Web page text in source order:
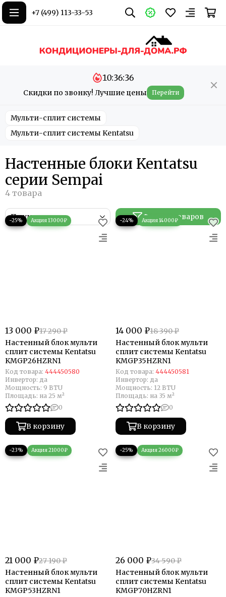
+7 (499) 113-33-53
Скидки по звонку! Лучшие цены
10:36:36
Перейти
Мульти-сплит системы
Мульти-сплит системы Kentatsu
Настенные блоки Kentatsu
серии Sempai
Фильтр товаров
−25%
13 000 ₽17 290 ₽
Настенный блок мульти
сплит системы Kentatsu
KMGP26HZRN1
Код товара: 444450580
Инвертор: да
Мощность: 9 BTU
Площадь: на 25 м²
0
В корзину
−24%
14 000 ₽18 390 ₽
Настенный блок мульти
сплит системы Kentatsu
KMGP35HZRN1
Код товара: 444450581
Инвертор: да
Мощность: 12 BTU
Площадь: на 35 м²
0
В корзину
−23%
21 000 ₽27 190 ₽
Настенный блок мульти
сплит системы Kentatsu
KMGP53HZRN1
−25%
26 000 ₽34 590 ₽
Настенный блок мульти
сплит системы Kentatsu
KMGP70HZRN1